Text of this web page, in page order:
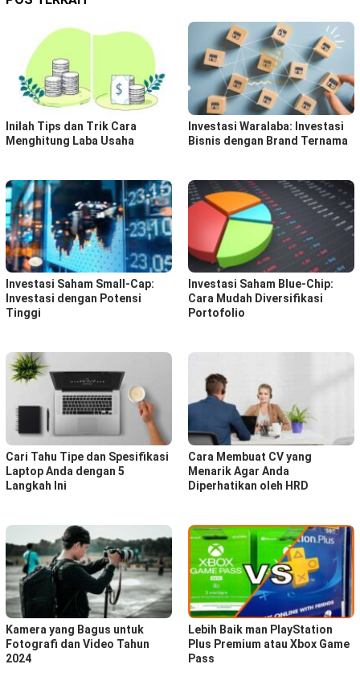
Inilah Tips dan Trik Cara
Menghitung Laba Usaha
Investasi Waralaba: Investasi
Bisnis dengan Brand Ternama
Investasi Saham Small-Cap:
Investasi dengan Potensi
Tinggi
Investasi Saham Blue-Chip:
Cara Mudah Diversifikasi
Portofolio
Cari Tahu Tipe dan Spesifikasi
Laptop Anda dengan 5
Langkah Ini
Cara Membuat CV yang
Menarik Agar Anda
Diperhatikan oleh HRD
Kamera yang Bagus untuk
Fotografi dan Video Tahun
2024
Lebih Baik man PlayStation
Plus Premium atau Xbox Game
Pass